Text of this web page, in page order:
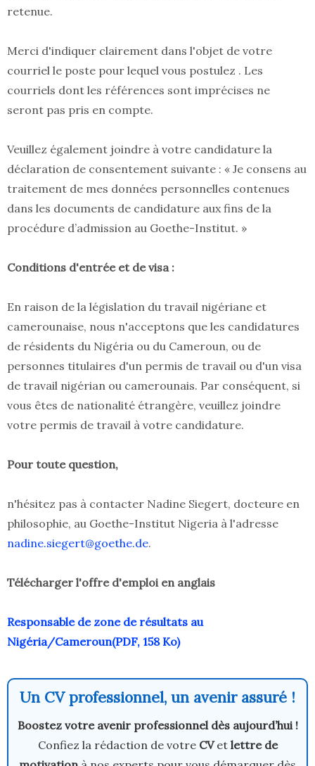
retenue.
Merci d'indiquer clairement dans l'objet de votre
courriel le poste pour lequel vous postulez . Les
courriels dont les références sont imprécises ne
seront pas pris en compte.
Veuillez également joindre à votre candidature la
déclaration de consentement suivante : « Je consens au
traitement de mes données personnelles contenues
dans les documents de candidature aux fins de la
procédure d’admission au Goethe-Institut. »
Conditions d'entrée et de visa :
En raison de la législation du travail nigériane et
camerounaise, nous n'acceptons que les candidatures
de résidents du Nigéria ou du Cameroun, ou de
personnes titulaires d'un permis de travail ou d'un visa
de travail nigérian ou camerounais. Par conséquent, si
vous êtes de nationalité étrangère, veuillez joindre
votre permis de travail à votre candidature.
Pour toute question,
n'hésitez pas à contacter Nadine Siegert, docteure en
philosophie, au Goethe-Institut Nigeria à l'adresse
nadine.siegert@goethe.de.
Télécharger l'offre d'emploi en anglais
Responsable de zone de résultats au
Nigéria/Cameroun(PDF, 158 Ko)
Un CV professionnel, un avenir assuré !
Boostez votre avenir professionnel dès aujourd’hui !
Confiez la rédaction de votre CVet lettre de